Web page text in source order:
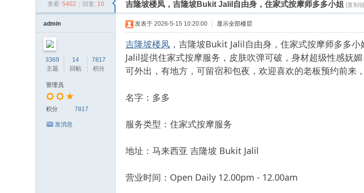
查看: 5402 回复: 10 吉隆坡楼凤，吉隆坡Bukit Jalil自由身，住家式按摩师多多小姐 [复制
admin
3369
主题
14
回帖
7817
积分
管理员
积分 7817
发消息
发表于 2026-5-15 10:20:00 显示全部楼层
吉隆坡楼凤 ，吉隆坡Bukit Jalil自由身，住家式按摩师多多
Jalil提供住家式按摩服务，皮肤吹弹可破，身材超级性感妩
可外出，有地方，可留宿和包夜，欢迎喜欢的老板预约前来，
名字：多多
服务类型：住家式按摩服务
地址：马来西亚 吉隆坡 Bukit Jalil
营业时间：Open Daily 12.00pm - 12.00am